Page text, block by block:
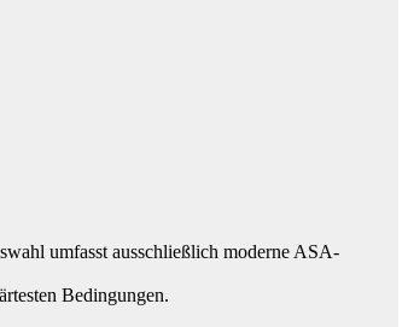
umfasst ausschließlich moderne ASA-
Bedingungen.